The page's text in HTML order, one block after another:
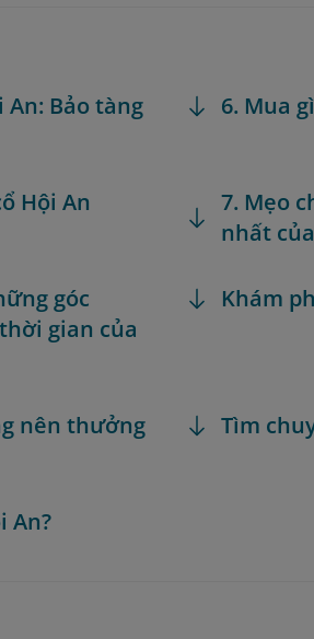
An: Bảo tàng
Hội An
góc
gian của
nên thưởng
An?
6. Mua
7. Mẹo
nhất
Khám
Tìm